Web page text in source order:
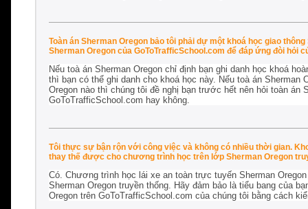
Toàn án Sherman Oregon bảo tôi phải dự một khoá học giao
Sherman Oregon của GoToTrafficSchool.com để đáp ứng đòi hỏi
Nếu toà án Sherman Oregon chỉ định bạn ghi danh học khoá
thì bạn có thể ghi danh cho khoá học này. Nếu toà án Sherman
Oregon nào thì chúng tôi đề nghị bạn trước hết nên hỏi toàn
GoToTrafficSchool.com hay không.
Tôi thực sự bận rộn với công việc và không có nhiều thời gian.
thay thế được cho chương trình học trên lớp Sherman Oregon
Có. Chương trình học lái xe an toàn trực tuyến Sherman
Sherman Oregon truyền thống. Hãy đảm bảo là tiểu bang của
Oregon trên GoToTrafficSchool.com của chúng tôi bằng cách